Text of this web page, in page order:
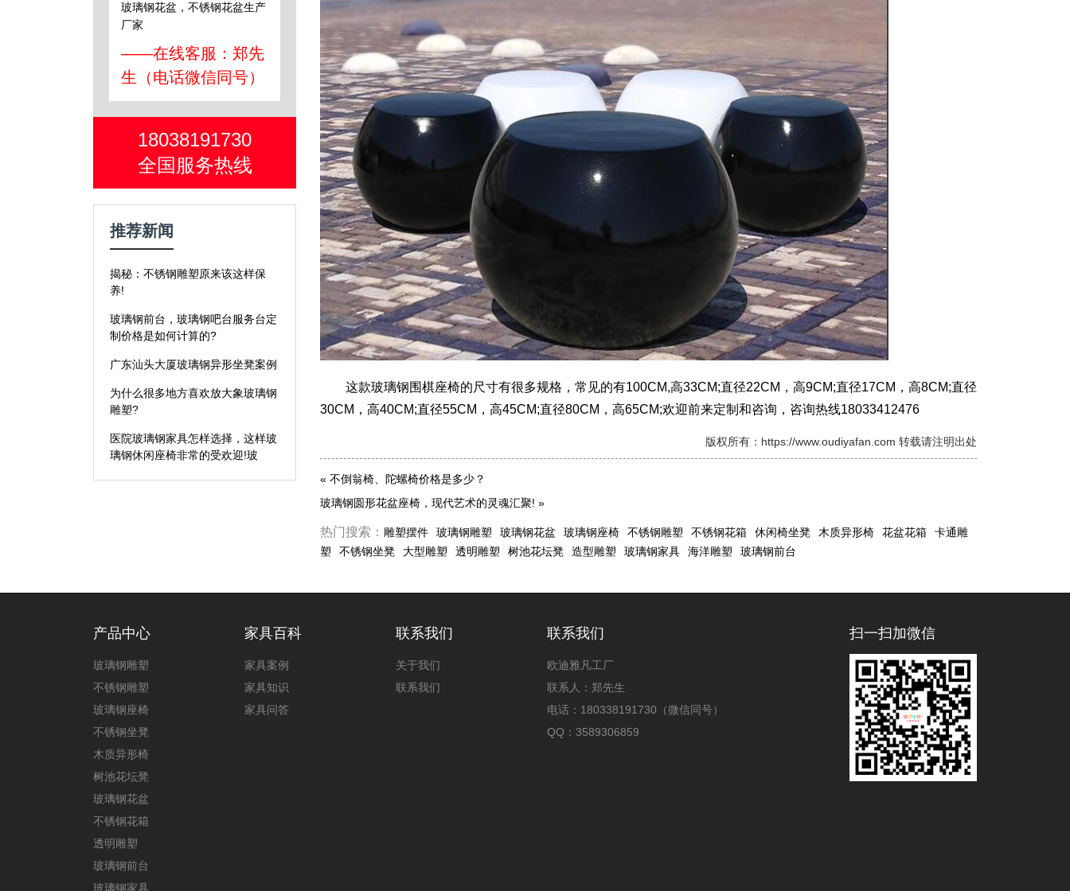
玻璃钢花盆，不锈钢花盆生产
厂家
——在线客服：郑先
生（电话微信同号）
18038191730
全国服务热线
推荐新闻
揭秘：不锈钢雕塑原来该这样保
养!
玻璃钢前台，玻璃钢吧台服务台定
制价格是如何计算的?
广东汕头大厦玻璃钢异形坐凳案例
为什么很多地方喜欢放大象玻璃钢
雕塑?
医院玻璃钢家具怎样选择，这样玻
璃钢休闲座椅非常的受欢迎!玻
这款玻璃钢围棋座椅的尺寸有很多规格，常见的有100CM,高33CM;直径22CM，高9CM;直径17CM，高8CM;直径
30CM，高40CM;直径55CM，高45CM;直径80CM，高65CM;欢迎前来定制和咨询，咨询热线18033412476
版权所有：https://www.oudiyafan.com 转载请注明出处
« 不倒翁椅、陀螺椅价格是多少？
玻璃钢圆形花盆座椅，现代艺术的灵魂汇聚! »
热门搜索： 雕塑摆件 玻璃钢雕塑 玻璃钢花盆 玻璃钢座椅 不锈钢雕塑 不锈钢花箱 休闲椅坐凳 木质异形椅 花盆花箱
卡通雕
塑
不锈钢坐凳 大型雕塑 透明雕塑 树池花坛凳 造型雕塑 玻璃钢家具 海洋雕塑 玻璃钢前台
产品中心
玻璃钢雕塑
不锈钢雕塑
玻璃钢座椅
不锈钢坐凳
木质异形椅
树池花坛凳
玻璃钢花盆
不锈钢花箱
透明雕塑
玻璃钢前台
玻璃钢家具
家具百科
家具案例
家具知识
家具问答
联系我们
关于我们
联系我们
联系我们
欧迪雅凡工厂
联系人：郑先生
电话：180338191730（微信同号）
QQ：3589306859
扫一扫加微信